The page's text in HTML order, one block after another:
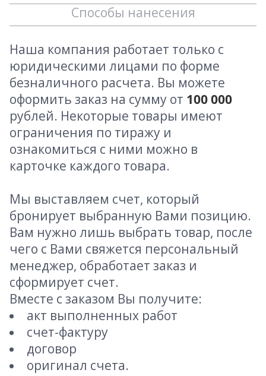
Способы нанесения
Наша компания работает только с
юридическими лицами по форме
безналичного расчета. Вы можете
оформить заказ на сумму от 100 000
рублей. Некоторые товары имеют
ограничения по тиражу и
ознакомиться с ними можно в
карточке каждого товара.
Мы выставляем счет, который
бронирует выбранную Вами позицию.
Вам нужно лишь выбрать товар, после
чего с Вами свяжется персональный
менеджер, обработает заказ и
сформирует счет.
Вместе с заказом Вы получите:
акт выполненных работ
счет-фактуру
договор
оригинал счета.